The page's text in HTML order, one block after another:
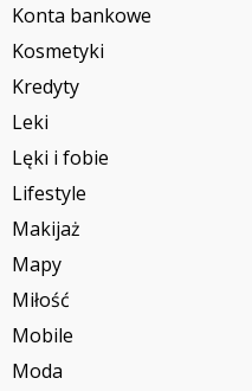
Konta bankowe
Kosmetyki
Kredyty
Leki
Lęki i fobie
Lifestyle
Makijaż
Mapy
Miłość
Mobile
Moda